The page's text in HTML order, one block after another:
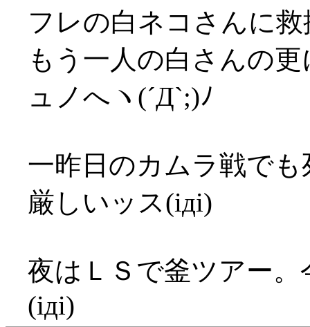
フレの白ネコさんに
もう一人の白さんの
ュノへヽ(´Д`;)ﾉ
一昨日のカムラ戦で
厳しいッス(iдi)
夜はＬＳで釜ツアー
(iдi)